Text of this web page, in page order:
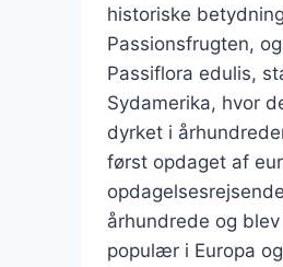
historiske betydning
Passionsfrugten,
Passiflora edulis,
Sydamerika, hvor
dyrket i
først opdaget af
århundrede og
populær i Europa